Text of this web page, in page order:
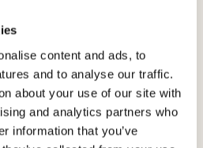
content and ads, to
and to analyse our traffic.
about your use of our site with
and analytics partners who
information that you’ve